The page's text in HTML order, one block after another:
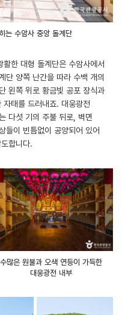
는 수암사 중앙 돌계단
한 대형 돌계단은 수암사에서
단 양쪽 난간을 따라 수백 개의
왼쪽 위로 황금빛 공포 장식과
태를 드러내죠. 대웅광전
다섯 기의 주불 뒤로, 벽면
들이 빈틈없이 공양되어 있어
합니다.
수많은 원불과 오색 연등이 가득한
대웅광전 내부